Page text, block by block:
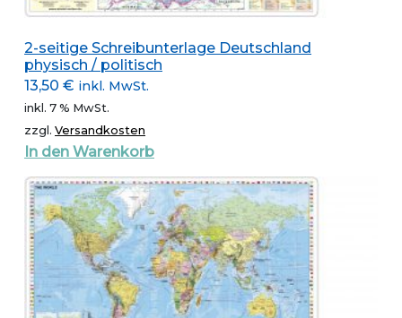
2-seitige Schreibunterlage Deutschland
physisch / politisch
13,50 € inkl. MwSt.
inkl. 7 % MwSt.
zzgl. Versandkosten
In den Warenkorb